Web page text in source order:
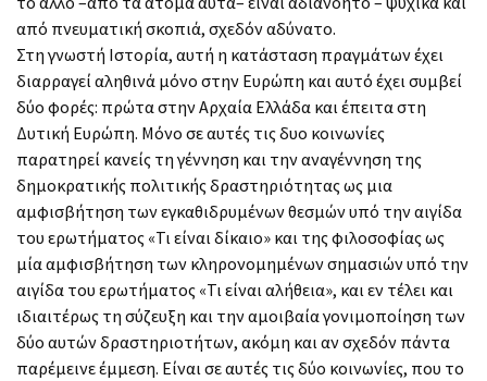
από πνευματική σκοπιά, σχεδόν αδύνατο.
Στη γνωστή Ιστορία, αυτή η κατάσταση πραγμάτων έχει
διαρραγεί αληθινά μόνο στην Ευρώπη και αυτό έχει συμβεί
δύο φορές: πρώτα στην Αρχαία Ελλάδα και έπειτα στη
Δυτική Ευρώπη. Μόνο σε αυτές τις δυο κοινωνίες
παρατηρεί κανείς τη γέννηση και την αναγέννηση της
δημοκρατικής πολιτικής δραστηριότητας ως μια
αμφισβήτηση των εγκαθιδρυμένων θεσμών υπό την αιγίδα
του ερωτήματος «Τι είναι δίκαιο» και της φιλοσοφίας ως
μία αμφισβήτηση των κληρονομημένων σημασιών υπό την
αιγίδα του ερωτήματος «Τι είναι αλήθεια», και εν τέλει και
ιδιαιτέρως τη σύζευξη και την αμοιβαία γονιμοποίηση των
δύο αυτών δραστηριοτήτων, ακόμη και αν σχεδόν πάντα
παρέμεινε έμμεση. Είναι σε αυτές τις δύο κοινωνίες, που το